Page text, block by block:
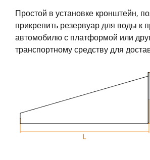
Простой в установке кронштейн,
прикрепить резервуар для воды к
автомобилю с платформой или
транспортному средству для